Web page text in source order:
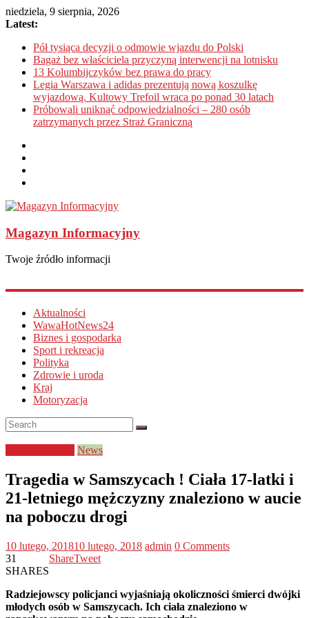
niedziela, 9 sierpnia, 2026
Latest:
Pół tysiąca decyzji o odmowie wjazdu do Polski
Bagaż bez właściciela przyczyną interwencji na lotnisku
13 Kolumbijczyków bez prawa do pracy
Legia Warszawa i adidas prezentują nową koszulkę
wyjazdową. Kultowy Trefoil wraca po ponad 30 latach
Próbowali uniknąć odpowiedzialności – 280 osób
zatrzymanych przez Straż Graniczną
Magazyn Informacyjny
Twoje źródło informacji
Aktualności
WawaHotNews24
Biznes i gospodarka
Sport i rekreacja
Polityka
Zdrowie i uroda
Kraj
Motoryzacja
News
Tragedia w Samszycach ! Ciała 17-latki i
21-letniego mężczyzny znaleziono w aucie
na poboczu drogi
10 lutego, 201810 lutego, 2018 admin 0 Comments
31
SHARES
ShareTweet
Radziejowscy policjanci wyjaśniają okoliczności śmierci dwójki
młodych osób w Samszycach. Ich ciała znaleziono w